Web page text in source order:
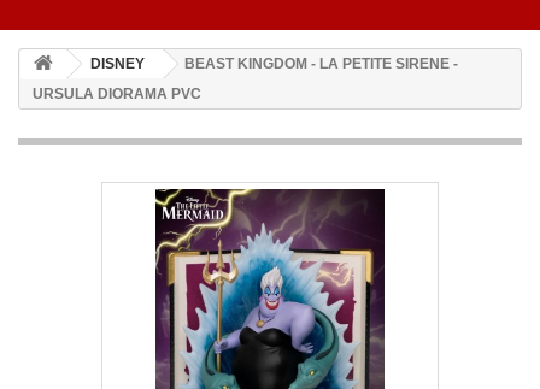
DISNEY
BEAST KINGDOM - LA PETITE SIRENE -
URSULA DIORAMA PVC